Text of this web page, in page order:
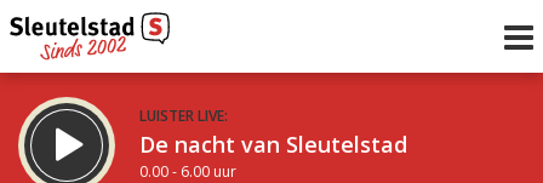
LUISTER LIVE:
De nacht van Sleutelstad
0.00 - 6.00 uur